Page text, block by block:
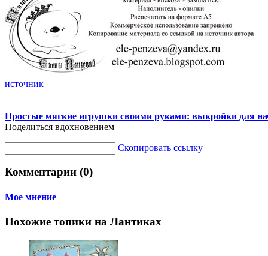
источник
Простые мягкие игрушки своими руками: выкройки для
Поделиться вдохновением
Скопировать ссылку
Комментарии (0)
Мое мнение
Похожие топики на Лантиках